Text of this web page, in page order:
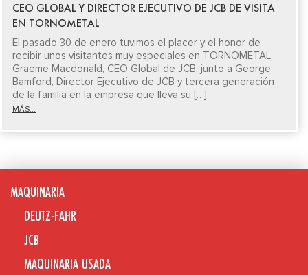
CEO GLOBAL Y DIRECTOR EJECUTIVO DE JCB DE VISITA
EN TORNOMETAL
El pasado 30 de enero tuvimos el placer y el honor de
recibir unos visitantes muy especiales en TORNOMETAL.
Graeme Macdonald, CEO Global de JCB, junto a George
Bamford, Director Ejecutivo de JCB y tercera generación
de la familia en la empresa que lleva su […]
MÁS...
MAQUINARIA
DEUTZ-FAHR
JCB
MAQUINARIA USADA